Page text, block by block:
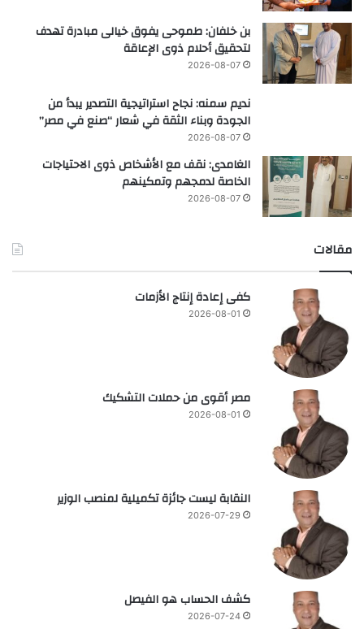
بن خلفان: طموحى يفوق خيالى مبادرة تهدف
لتحقيق أحلام ذوى الإعاقة
2026-08-07
نديم سمنه: نجاح استراتيجية التصدير يبدأ من
الجودة وبناء الثقة في شعار “صنع في مصر”
2026-08-07
الغامدى: نقف مع الأشخاص ذوى الاحتياجات
الخاصة لدمجهم وتمكينهم
2026-08-07
مقالات
كفى إعادة إنتاج الأزمات
2026-08-01
مصر أقوى من حملات التشكيك
2026-08-01
النقابة ليست جائزة تكميلية لمنصب الوزير
2026-07-29
كشف الحساب هو الفيصل
2026-07-24